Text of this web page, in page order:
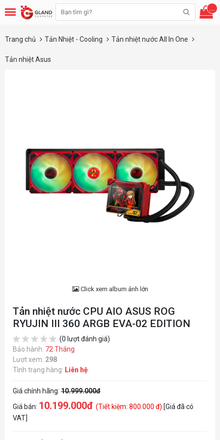
...
Trang chủ Tản Nhiệt - Cooling Tản nhiệt nước All In One
Tản nhiệt Asus
Click xem album ảnh lớn
Tản nhiệt nước CPU AIO ASUS ROG
RYUJIN III 360 ARGB EVA-02 EDITION
(0 lượt đánh giá)
Bảo hành: 72 Tháng
Lượt xem: 298
Tình trạng hàng: Liên hệ
Giá chính hãng: 10.999.000đ
Giá bán: 10.199.000đ (Tiết kiệm: 800.000 đ) [Giá đã có
VAT]